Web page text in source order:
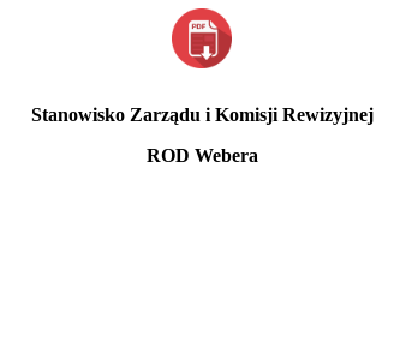
Stanowisko Zarządu i Komisji Rewizyjnej
ROD Webera